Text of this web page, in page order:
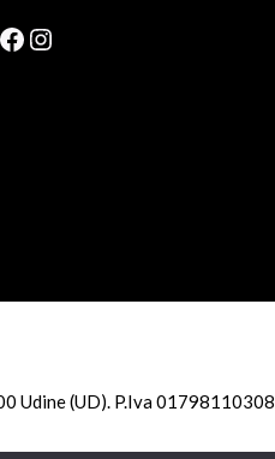
Facebook
Instagram
Udine (UD). P.Iva 01798110308